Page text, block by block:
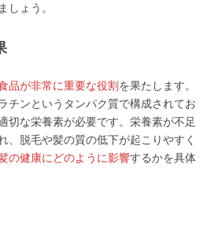
しょう。
品が非常に重要な役割 を果たします。
チンというタンパク質で構成されてお
切な栄養素が必要です。栄養素が不足
、脱毛や髪の質の低下が起こりやすく
の健康にどのように影響するかを具体